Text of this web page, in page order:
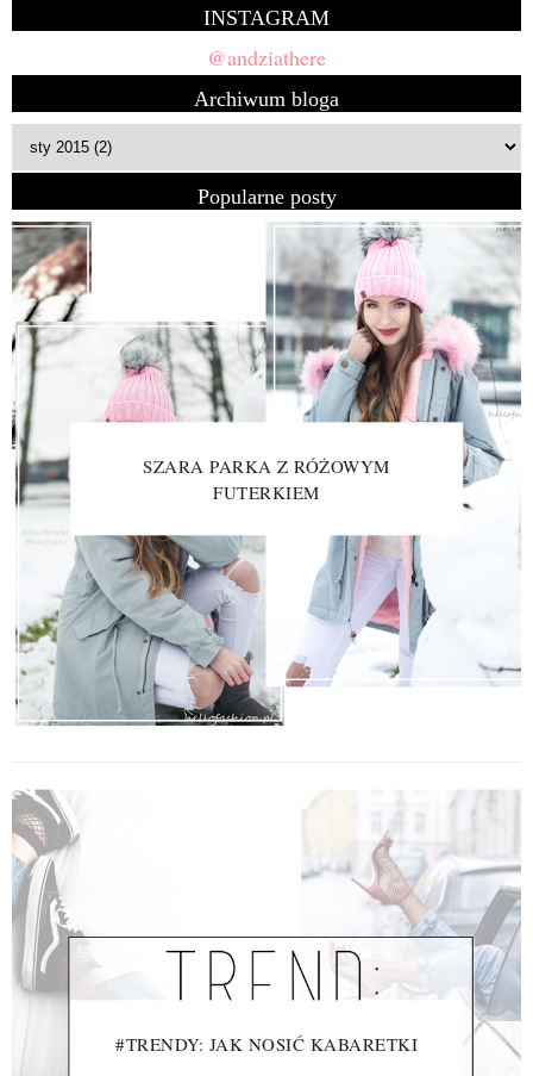
INSTAGRAM
@andziathere
Archiwum bloga
Popularne posty
SZARA PARKA Z RÓŻOWYM
FUTERKIEM
#TRENDY: JAK NOSIĆ KABARETKI